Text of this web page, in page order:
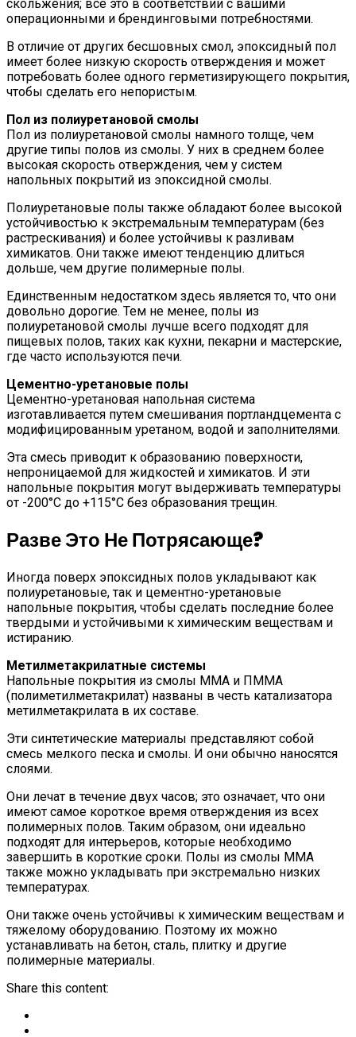
скольжения; все это в соответствии с вашими
операционными и брендинговыми потребностями.
В отличие от других бесшовных смол, эпоксидный пол
имеет более низкую скорость отверждения и может
потребовать более одного герметизирующего покрытия,
чтобы сделать его непористым.
Пол из полиуретановой смолы
Пол из полиуретановой смолы намного толще, чем
другие типы полов из смолы. У них в среднем более
высокая скорость отверждения, чем у систем
напольных покрытий из эпоксидной смолы.
Полиуретановые полы также обладают более высокой
устойчивостью к экстремальным температурам (без
растрескивания) и более устойчивы к разливам
химикатов. Они также имеют тенденцию длиться
дольше, чем другие полимерные полы.
Единственным недостатком здесь является то, что они
довольно дорогие. Тем не менее, полы из
полиуретановой смолы лучше всего подходят для
пищевых полов, таких как кухни, пекарни и мастерские,
где часто используются печи.
Цементно-уретановые полы
Цементно-уретановая напольная система
изготавливается путем смешивания портландцемента с
модифицированным уретаном, водой и заполнителями.
Эта смесь приводит к образованию поверхности,
непроницаемой для жидкостей и химикатов. И эти
напольные покрытия могут выдерживать температуры
от -200°C до +115°C без образования трещин.
Разве Это Не Потрясающе?
Иногда поверх эпоксидных полов укладывают как
полиуретановые, так и цементно-уретановые
напольные покрытия, чтобы сделать последние более
твердыми и устойчивыми к химическим веществам и
истиранию.
Метилметакрилатные системы
Напольные покрытия из смолы ММА и ПММА
(полиметилметакрилат) названы в честь катализатора
метилметакрилата в их составе.
Эти синтетические материалы представляют собой
смесь мелкого песка и смолы. И они обычно наносятся
слоями.
Они лечат в течение двух часов; это означает, что они
имеют самое короткое время отверждения из всех
полимерных полов. Таким образом, они идеально
подходят для интерьеров, которые необходимо
завершить в короткие сроки. Полы из смолы MMA
также можно укладывать при экстремально низких
температурах.
Они также очень устойчивы к химическим веществам и
тяжелому оборудованию. Поэтому их можно
устанавливать на бетон, сталь, плитку и другие
полимерные материалы.
Share this content: